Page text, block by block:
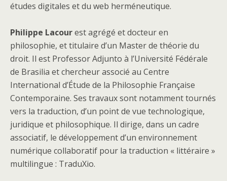
études digitales et du web herméneutique.
Philippe Lacourest agrégé et docteur en
philosophie, et titulaire d’un Master de théorie du
droit. Il est Professor Adjunto à l’Université Fédérale
de Brasilia et chercheur associé au Centre
International d’Étude de la Philosophie Française
Contemporaine. Ses travaux sont notamment tournés
vers la traduction, d’un point de vue technologique,
juridique et philosophique. Il dirige, dans un cadre
associatif, le développement d’un environnement
numérique collaboratif pour la traduction « littéraire »
multilingue : TraduXio.